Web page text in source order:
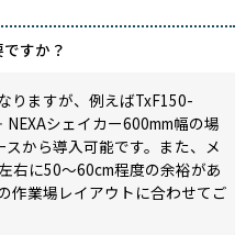
すか？
りますが、例えばTxF150-
シェイカー600mm幅の場
から導入可能です。また、メ
右に50〜60cm程度の余裕があ
作業場レイアウトに合わせてご